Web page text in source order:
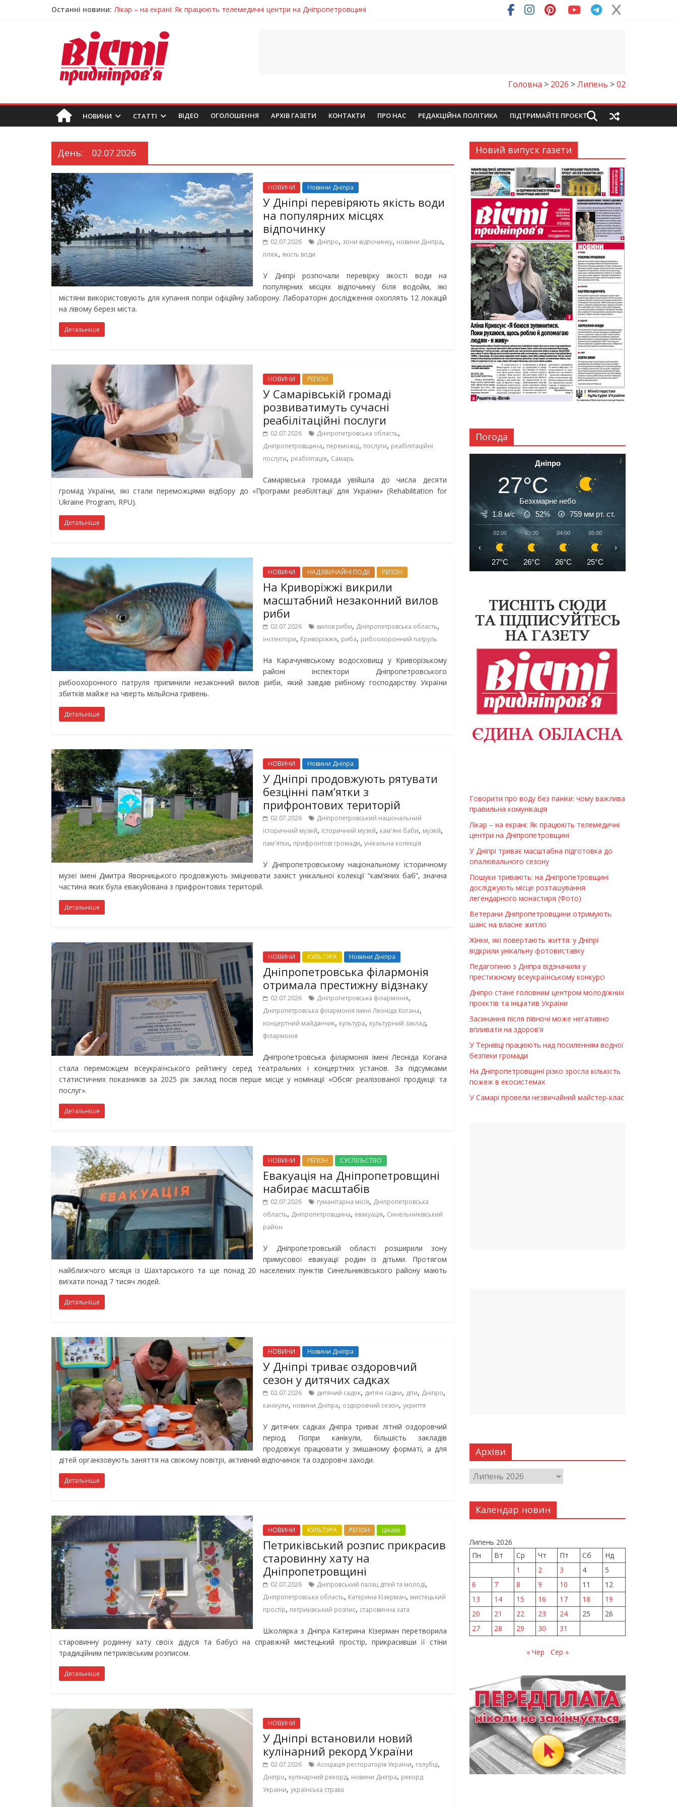
Останні новини: Лікар – на екрані: Як працюють телемедичні центри на Дніпропетровщині
Пошуки тривають: на Дніпропетровщині досліджують місце розташування легендарного монастиря (Фото)
Ветерани Дніпропетровщини отримують шанс на власне житло
Говорити про воду без паніки: чому важлива правильна комунікація
Головна > 2026 >Липень >02
НОВИНИ СТАТТІ ВIДЕО ОГОЛОШЕННЯ АРХІВ ГАЗЕТИ КОНТАКТИ ПРО НАС РЕДАКЦІЙНА ПОЛІТИКА ПІДТРИМАЙТЕ ПРОЄКТ
День: 02.07.2026
НОВИНИ Новини Дніпра
У Дніпрі перевіряють якість води
на популярних місцях
відпочинку
02.07.2026 Дніпро, зони відпочинку, новини Дніпра,
пляж, якість води
У Дніпрі розпочали перевірку якості води на
популярних місцях відпочинку біля водойм, які
містяни використовують для купання попри офіційну заборону. Лабораторні дослідження охоплять 12 локацій
на лівому березі міста.
Детальніше
НОВИНИ РЕГІОН
У Самарівській громаді
розвиватимуть сучасні
реабілітаційні послуги
02.07.2026 Дніпропетровська область,
Дніпропетровщина, переможці, послуги, реабілітаційні
послуги, реабілітація, Самарь
Самарівська громада увійшла до числа десяти
громад України, які стали переможцями відбору до «Програми реабілітації для України» (Rehabilitation for
Ukraine Program, RPU).
Детальніше
НОВИНИ НАДЗВИЧАЙНІ ПОДІЇ РЕГІОН
На Криворіжжі викрили
масштабний незаконний вилов
риби
02.07.2026 вилов риби, Дніпропетровська область,
інспектори, Криворіжжя, риба, рибоохоронний патруль
На Карачунівському водосховищі у Криворізькому
районі інспектори Дніпропетровського
рибоохоронного патруля припинили незаконний вилов риби, який завдав рибному господарству України
збитків майже на чверть мільйона гривень.
Детальніше
НОВИНИ Новини Дніпра
У Дніпрі продовжують рятувати
безцінні пам’ятки з
прифронтових територій
02.07.2026
Дніпропетровський національний
історичний музей, Історичний музей, кам'яні баби, музей,
пам'ятки, прифронтові громади, унікальна колекція
У Дніпропетровському національному історичному
музеї імені Дмитра Яворницького продовжують зміцнювати захист унікальної колекції “кам’яних баб”, значна
частина яких була евакуйована з прифронтових територій.
Детальніше
НОВИНИ КУЛЬТУРА Новини Дніпра
Дніпропетровська філармонія
отримала престижну відзнаку
02.07.2026 Дніпропетровська філармонія,
Дніпропетровська філармонія імені Леоніда Когана,
концертний майданчик, культура, культурний заклад,
філармонія
Дніпропетровська філармонія імені Леоніда Когана
стала переможцем всеукраїнського рейтингу серед театральних і концертних установ. За підсумками
статистичних показників за 2025 рік заклад посів перше місце у номінації «Обсяг реалізованої продукції та
послуг».
Детальніше
НОВИНИ РЕГІОН СУСПІЛЬСТВО
Евакуація на Дніпропетровщині
набирає масштабів
02.07.2026 гуманітарна місія, Дніпропетровська
область, Дніпропетровщина, евакуація, Синельниківський
район
У Дніпропетровській області розширили зону
примусової евакуації родин із дітьми. Протягом
найближчого місяця із Шахтарського та ще понад 20 населених пунктів Синельниківського району мають
виїхати понад 7 тисяч людей.
Детальніше
НОВИНИ Новини Дніпра
У Дніпрі триває оздоровчий
сезон у дитячих садках
02.07.2026 дитячий садок, дитячі садки, діти, Дніпро,
канікули, новини Дніпра, оздоровчий сезон, укриття
У дитячих садках Дніпра триває літній оздоровчий
період. Попри канікули, більшість закладів
продовжує працювати у змішаному форматі, а для
дітей організовують заняття на свіжому повітрі, активний відпочинок та оздоровчі заходи.
Детальніше
НОВИНИ КУЛЬТУРА РЕГІОН Цікаве
Петриківський розпис прикрасив
старовинну хату на
Дніпропетровщині
02.07.2026 Дніпровський палац дітей та молоді,
Дніпропетровська область, Катерина Кізерман, мистецький
простір, петриківський розпис, старовинна хата
Школярка з Дніпра Катерина Кізерман перетворила
старовинну родинну хату своїх дідуся та бабусі на справжній мистецький простір, прикрасивши її стіни
традиційним петриківським розписом.
Детальніше
НОВИНИ
У Дніпрі встановили новий
кулінарний рекорд України
02.07.2026 Асоціація рестораторів України, голубці,
Дніпро, кулінарний рекорд, новини Дніпра, рекорд
України, українська страва
Новий випуск газети
Погода
Дніпро
27°C
Безхмарне небо
1.8 м/с
52% 759 мм рт. ст.
02:00
27°C
03:00
26°C
04:00
26°C
05:00
25°C
‹ ›
Говорити про воду без паніки: чому важлива
правильна комунікація
Лікар – на екрані: Як працюють телемедичні
центри на Дніпропетровщині
У Дніпрі триває масштабна підготовка до
опалювального сезону
Пошуки тривають: на Дніпропетровщині
досліджують місце розташування
легендарного монастиря (Фото)
Ветерани Дніпропетровщини отримують
шанс на власне житло
Жінки, які повертають життя: у Дніпрі
відкрили унікальну фотовиставку
Педагогиню з Дніпра відзначили у
престижному всеукраїнському конкурсі
Дніпро стане головним центром молодіжних
проєктів та ініціатив України
Засинання після півночі може негативно
впливати на здоров’я
У Тернівці працюють над посиленням водної
безпеки громади
На Дніпропетровщині різко зросла кількість
пожеж в екосистемах
У Самарі провели незвичайний майстер-клас
Архіви
Календар новин
Липень 2026
Пн
Вт Ср Чт Пт Сб
Нд
1
2 3 4
5
6
7 8 9 10 11
12
13
14 15 16 17 18
19
20
21 22 23 24 25
26
27
28 29 30 31
« Чер Сер »